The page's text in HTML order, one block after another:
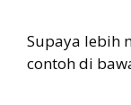
Supaya lebih
contoh di